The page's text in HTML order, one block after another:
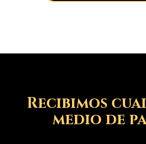
Recibimos
medio de